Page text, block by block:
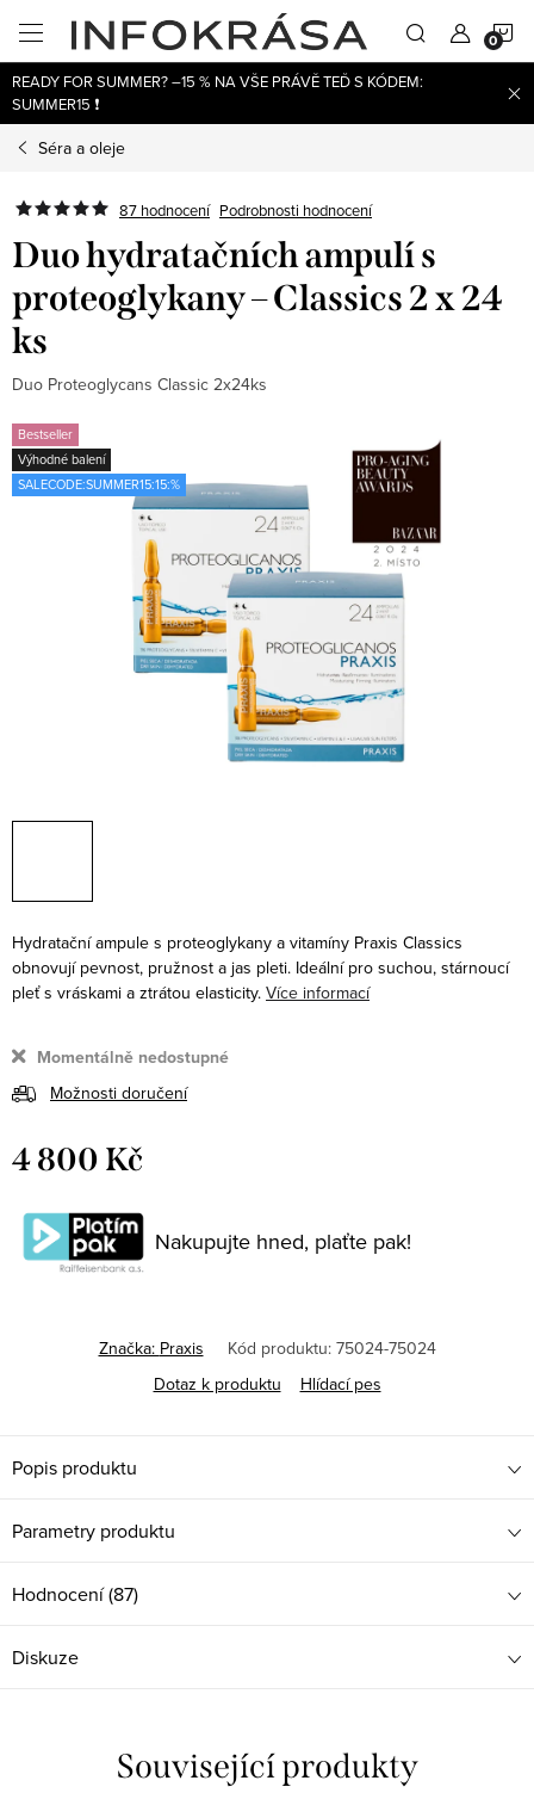
obsah
READY FOR SUMMER? –15 % NA VŠE PRÁVĚ TEĎ S KÓDEM:
SUMMER15 ❗
Séra a oleje
87 hodnocení Podrobnosti hodnocení
Duo hydratačních ampulí s
proteoglykany – Classics 2 x 24
ks
Duo Proteoglycans Classic 2x24ks
Bestseller
Výhodné balení
SALECODE:SUMMER15:15:%
Hydratační ampule s proteoglykany a vitamíny Praxis Classics
obnovují pevnost, pružnost a jas pleti. Ideální pro suchou, stárnoucí
pleť s vráskami a ztrátou elasticity. Více informací
Momentálně nedostupné
Možnosti doručení
4 800 Kč
cena:
Nakupujte hned, plaťte pak!
Značka: Praxis Kód produktu: 75024-75024
Dotaz k produktu
Hlídací pes
Popis produktu
Parametry produktu
Hodnocení (87)
Diskuze
Související produkty